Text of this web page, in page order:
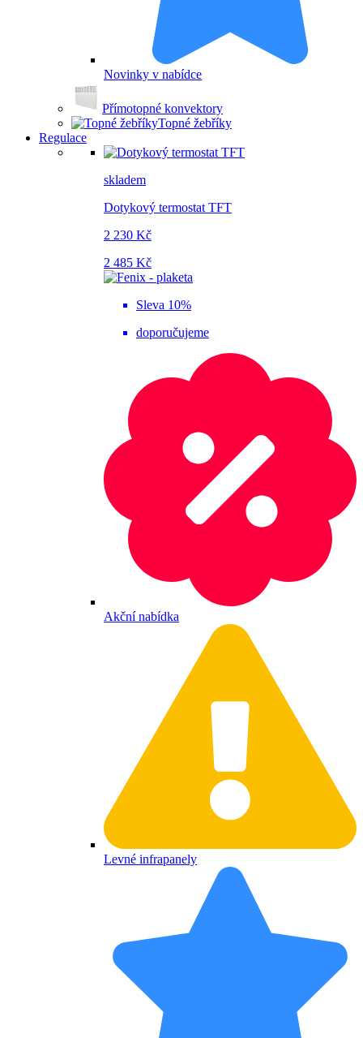
Novinky v nabídce
Přímotopné konvektory
Topné žebříky
Regulace
skladem
Dotykový termostat TFT
2 230 Kč
2 485 Kč
Sleva 10%
doporučujeme
Akční nabídka
Levné infrapanely